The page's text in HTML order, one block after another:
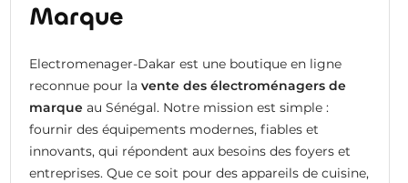
Marque
Electromenager-Dakar est une boutique en ligne
reconnue pour la vente des électroménagers de
marqueau Sénégal. Notre mission est simple :
fournir des équipements modernes, fiables et
innovants, qui répondent aux besoins des foyers et
entreprises. Que ce soit pour des appareils de cuisine,